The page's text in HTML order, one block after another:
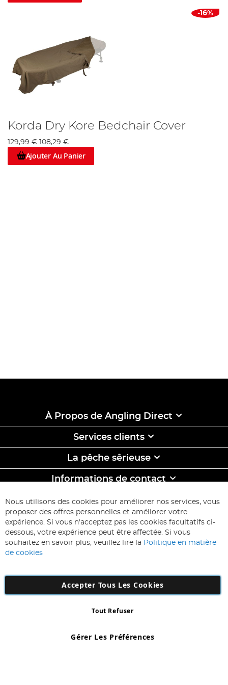
-16%
Korda Dry Kore Bedchair Cover
129,99 € 108,29 €
Ajouter Au Panier
À Propos de Angling Direct
Services clients
La pêche sêrieuse
Informations de contact
ABONNEZ-VOUS & ECONOMISEZ
Inscription
à
d’information
:
Inscription
Number: 863029607
Nous utilisons des cookies pour améliorer nos services, vous
proposer des offres personnelles et améliorer votre
expérience. Si vous n'acceptez pas les cookies facultatifs ci-
dessous, votre expérience peut être affectée. Si vous
souhaitez en savoir plus, veuillez lire la Politique en matière
de cookies
Accepter Tous Les Cookies
Gérer Les Préférences
Tout Refuser